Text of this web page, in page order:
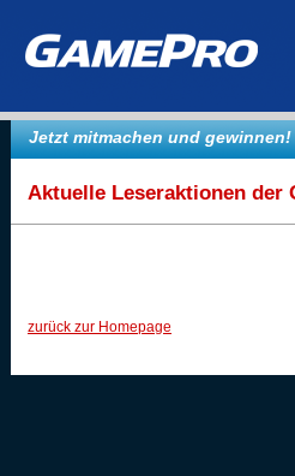
Jetzt mitmachen und gewinnen!
Aktuelle Leseraktionen der
zurück zur Homepage